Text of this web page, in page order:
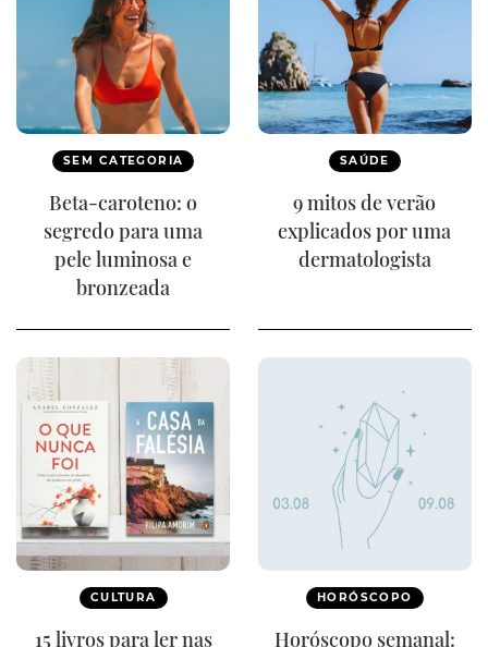
SEM CATEGORIA
Beta-caroteno: o
segredo para uma
pele luminosa e
bronzeada
SAÚDE
9 mitos de verão
explicados por uma
dermatologista
CULTURA
15 livros para ler nas
HORÓSCOPO
Horóscopo semanal: